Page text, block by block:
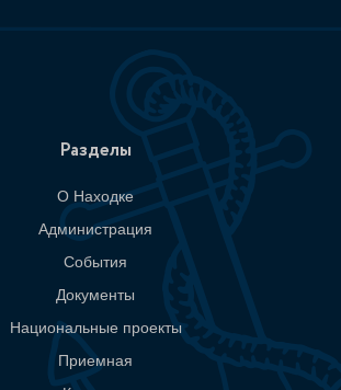
Разделы
О Находке
Администрация
События
Документы
Национальные проекты
Приемная